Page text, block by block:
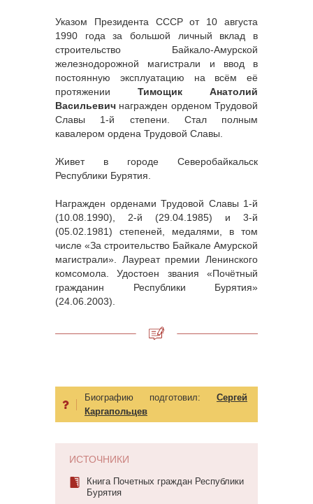
Указом Президента СССР от 10 августа
1990 года за большой личный вклад в
строительство Байкало-Амурской
железнодорожной магистрали и ввод в
постоянную эксплуатацию на всём её
протяжении Тимощик Анатолий
Васильевич награжден орденом Трудовой
Славы 1-й степени. Стал полным
кавалером ордена Трудовой Славы.
Живет в городе Северобайкальск
Республики Бурятия.
Награжден орденами Трудовой Славы 1-й
(10.08.1990), 2-й (29.04.1985) и 3-й
(05.02.1981) степеней, медалями, в том
числе «За строительство Байкале Амурской
магистрали». Лауреат премии Ленинского
комсомола. Удостоен звания «Почётный
гражданин Республики Бурятия»
(24.06.2003).
Биографию подготовил: Сергей
Каргапольцев
ИСТОЧНИКИ
Книга Почетных граждан Республики
Бурятия